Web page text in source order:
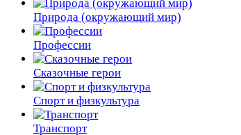
Природа (окружающий мир)
Профессии
Сказочные герои
Спорт и физкультура
Транспорт